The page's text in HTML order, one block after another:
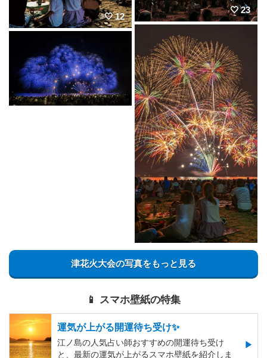
23
12
津花火大会の写真をもっと見る
📱 スマホ壁紙の特集
運気が上がる開運待ち受け✨
江ノ島の人気占い師おすすめの開運待ち受け
と、最新の運気が上がるスマホ壁紙を紹介しま